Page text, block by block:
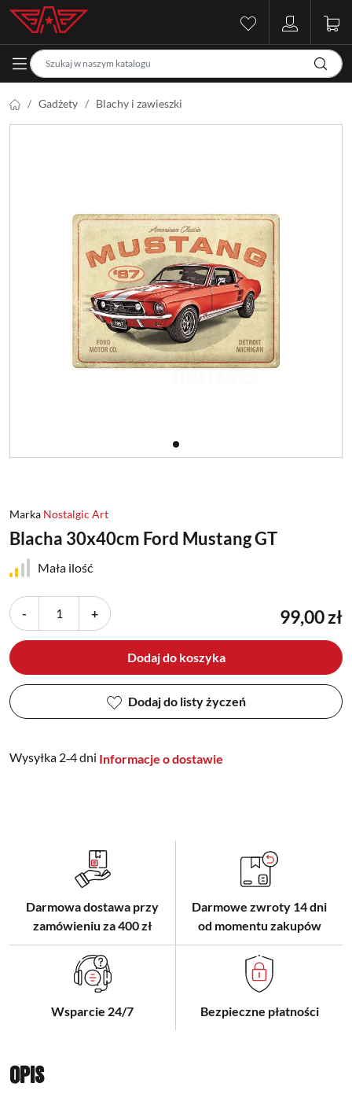
Gadżety Blachy i zawieszki
Marka Nostalgic Art
Blacha 30x40cm Ford Mustang GT
Mała ilość
- + 99,00 zł
Dodaj do koszyka
Dodaj do listy życzeń
Wysyłka 2‑4 dni Informacje o dostawie
Darmowa dostawa przy
zamówieniu za 400 zł
Darmowe zwroty 14 dni
od momentu zakupów
Wsparcie 24/7 Bezpieczne płatności
Opis